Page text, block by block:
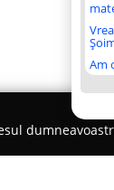
Am